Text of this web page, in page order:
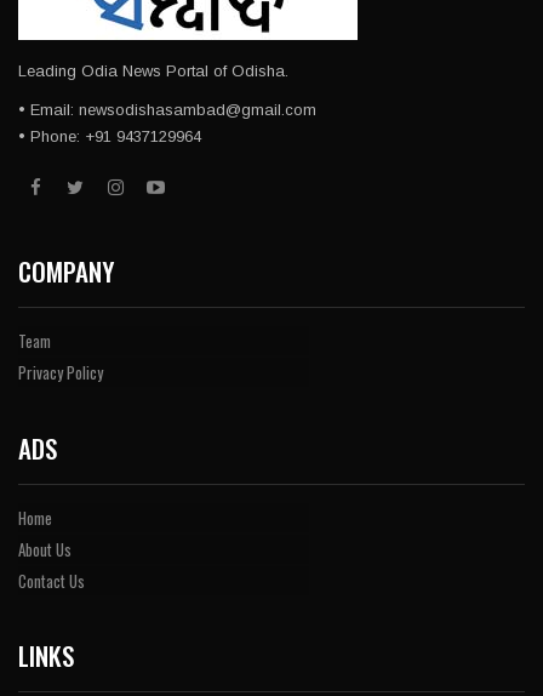
Leading Odia News Portal of Odisha.
• Email: newsodishasambad@gmail.com
• Phone: +91 9437129964
COMPANY
Team
Privacy Policy
ADS
Home
About Us
Contact Us
LINKS